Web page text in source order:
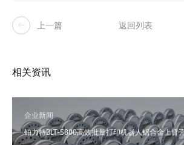
上一篇 返回列表
相关资讯
企业新闻
铂力特BLT-S800高效批量打印机器人铝合金上臂